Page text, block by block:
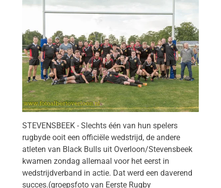
STEVENSBEEK - Slechts één van hun spelers
rugbyde ooit een officiële wedstrijd, de andere
atleten van Black Bulls uit Overloon/Stevensbeek
kwamen zondag allemaal voor het eerst in
wedstrijdverband in actie. Dat werd een daverend
succes.(groepsfoto van Eerste Rugby